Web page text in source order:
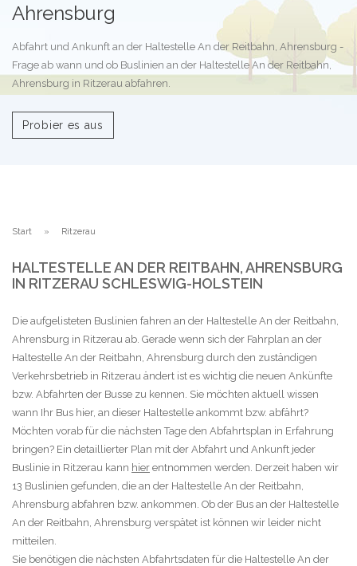
Ahrensburg
Abfahrt und Ankunft an der Haltestelle An der Reitbahn, Ahrensburg -
Frage ab wann und ob Buslinien an der Haltestelle An der Reitbahn,
Ahrensburg in Ritzerau abfahren.
Probier es aus
Start Ritzerau
HALTESTELLE AN DER REITBAHN, AHRENSBURG
IN RITZERAU SCHLESWIG-HOLSTEIN
Die aufgelisteten Buslinien fahren an der Haltestelle An der Reitbahn,
Ahrensburg in Ritzerau ab. Gerade wenn sich der Fahrplan an der
Haltestelle An der Reitbahn, Ahrensburg durch den zuständigen
Verkehrsbetrieb in Ritzerau ändert ist es wichtig die neuen Ankünfte
bzw. Abfahrten der Busse zu kennen. Sie möchten aktuell wissen
wann Ihr Bus hier, an dieser Haltestelle ankommt bzw. abfährt?
Möchten vorab für die nächsten Tage den Abfahrtsplan in Erfahrung
bringen? Ein detaillierter Plan mit der Abfahrt und Ankunft jeder
Buslinie in Ritzerau kann hier entnommen werden. Derzeit haben wir
13 Buslinien gefunden, die an der Haltestelle An der Reitbahn,
Ahrensburg abfahren bzw. ankommen. Ob der Bus an der Haltestelle
An der Reitbahn, Ahrensburg verspätet ist können wir leider nicht
mitteilen.
Sie benötigen die nächsten Abfahrtsdaten für die Haltestelle An der